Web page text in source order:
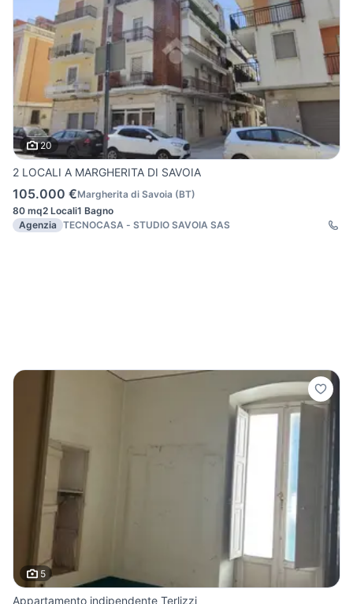
20
2 LOCALI A MARGHERITA DI SAVOIA
105.000 €Margherita di Savoia (BT)
80 mq2 Locali1 Bagno
Agenzia TECNOCASA - STUDIO SAVOIA SAS
5
Appartamento indipendente Terlizzi